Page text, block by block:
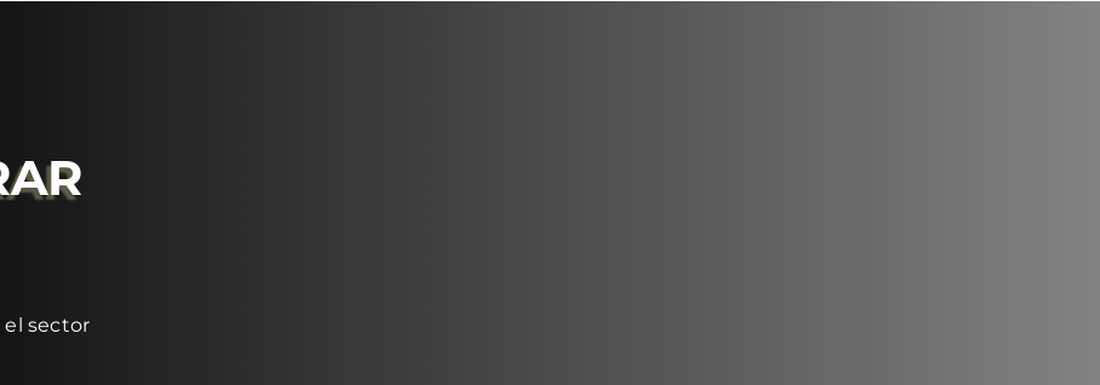
el sector